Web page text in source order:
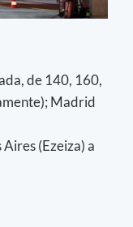
de 140, 160,
Madrid
(Ezeiza) a